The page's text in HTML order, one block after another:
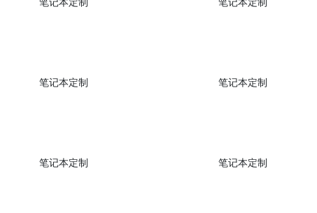
笔记本定制 笔记本定制
笔记本定制 笔记本定制